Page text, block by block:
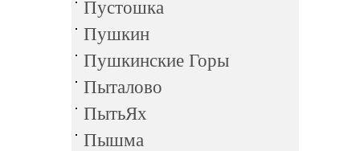
Пустошка
Пушкин
Пушкинские Горы
Пыталово
ПытьЯх
Пышма